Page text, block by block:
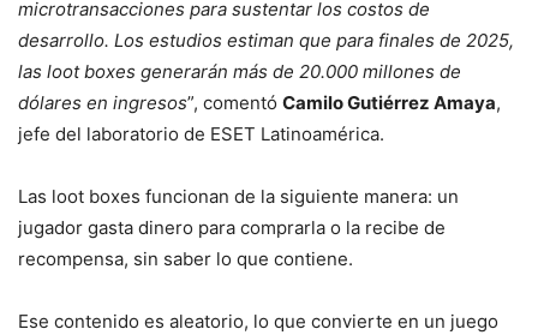
microtransacciones para sustentar los costos de
desarrollo. Los estudios estiman que para finales de 2025,
las loot boxes generarán más de 20.000 millones de
dólares en ingresos”, comentó Camilo Gutiérrez Amaya,
jefe del laboratorio de ESET Latinoamérica.
Las loot boxes funcionan de la siguiente manera: un
jugador gasta dinero para comprarla o la recibe de
recompensa, sin saber lo que contiene.
Ese contenido es aleatorio, lo que convierte en un juego